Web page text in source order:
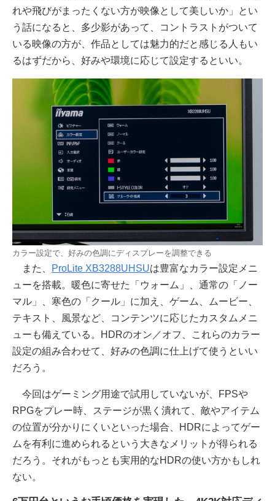
れや飛びがまったくない方が映像として美しいか」とい
う話になると、多少影があって、コントラストがついて
いる映像の方が、作品としては魅力的だと感じる人もい
るはずだから、好みや環境に応じて設定するといい。
カラー設定で、好みの色調にディスプレーを調整できる
また、 ProLite XB3288UHSUは豊富なカラー設定メニ
ューを搭載。暖色に寄せた「ウォーム」、通常の「ノー
マル」、寒色の「クール」に加え、ゲーム、ムービー、
テキスト、風景など、コンテンツに応じたカスタムメニ
ューも備えている。HDRのオン／オフ、これらのカラー
設定の組み合わせて、好みの色調に仕上げて使うといい
だろう。
今回はゲーミング用途で試用していないが、FPSや
RPGをプレー時、ステージが黒く潰れて、敵やアイテム
の位置が分かりにくいといった場合、HDRによってゲー
ムを有利に進められるという大きなメリットが得られる
だろう。それがもっとも実用的なHDRの使い方かもしれ
ない。